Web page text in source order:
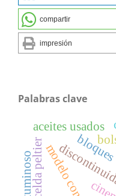
compartir
impresión
Palabras clave
aceites usados
celda peltier